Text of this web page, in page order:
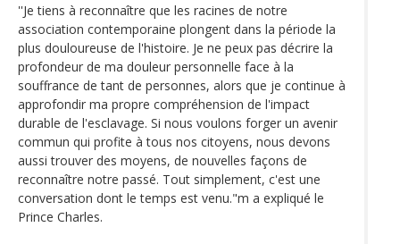
''Je tiens à reconnaître que les racines de notre
association contemporaine plongent dans la période la
plus douloureuse de l'histoire. Je ne peux pas décrire la
profondeur de ma douleur personnelle face à la
souffrance de tant de personnes, alors que je continue à
approfondir ma propre compréhension de l'impact
durable de l'esclavage. Si nous voulons forger un avenir
commun qui profite à tous nos citoyens, nous devons
aussi trouver des moyens, de nouvelles façons de
reconnaître notre passé. Tout simplement, c'est une
conversation dont le temps est venu."m a expliqué le
Prince Charles.